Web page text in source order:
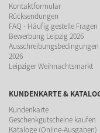
Kontaktformular
Rücksendungen
FAQ - Häufig gestelle Fragen
Bewerbung Leipzig 2026
Ausschreibungsbedingungen
2026
Leipziger Weihnachtsmarkt
KUNDENKARTE &
Kundenkarte
Geschenkgutscheine kaufen
Kataloge (Online-Ausgaben)